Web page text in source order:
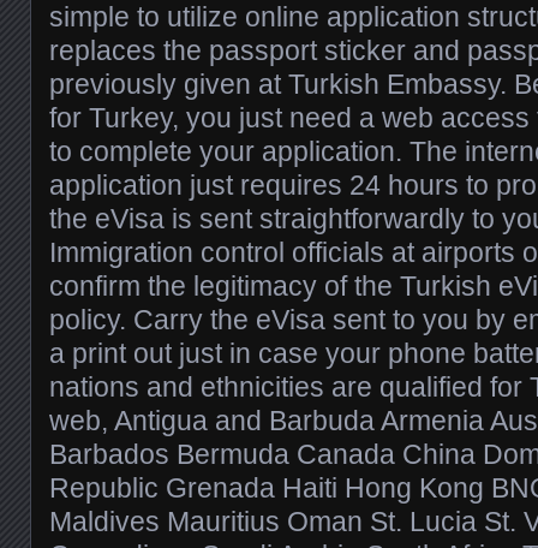
simple to utilize online application
replaces the passport sticker and
previously given at Turkish Embassy.
for Turkey, you just need a web
to complete your application. The
application just requires 24 hours to
the eVisa is sent straightforwardly to
Immigration control officials at airports
confirm the legitimacy of the Turkish
policy. Carry the eVisa sent to you by
a print out just in case your phone
nations and ethnicities are qualified for
web, Antigua and Barbuda Armenia
Barbados Bermuda Canada China
Republic Grenada Haiti Hong Kong
Maldives Mauritius Oman St. Lucia St.